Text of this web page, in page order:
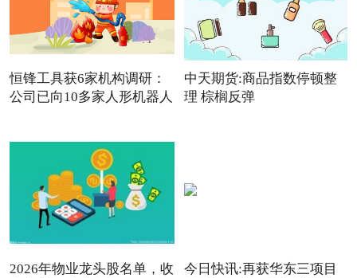
恒锋工具获6家机构调研：
公司已向10多家人形机器人
中天期货:商品指数停顿整
理 棕榈反弹
2026年物业龙头股名单，收
今日快讯:再获华东三项目